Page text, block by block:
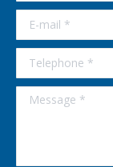
E-mail *
Telephone *
Message *